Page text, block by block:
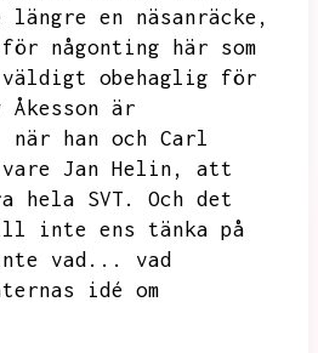
en näsanräcke,
för någonting här som
väldigt obehaglig för
Åkesson är
när han och Carl
Jan Helin,
att
hela SVT.
Och det
inte ens tänka på
vad...
vad
idé om